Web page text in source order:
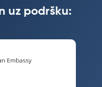
uz podršku: